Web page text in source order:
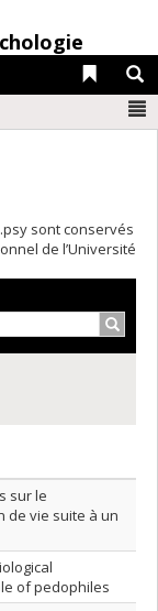
Liens
sont conservés
de l’Université
sur le
de vie suite à un
of pedophiles